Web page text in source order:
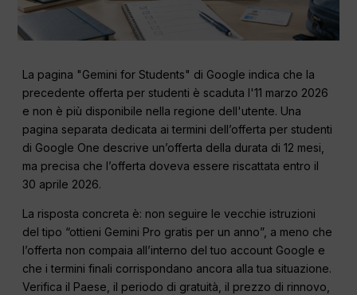
La pagina "Gemini for Students" di Google indica che la
precedente offerta per studenti è scaduta l'11 marzo 2026
e non è più disponibile nella regione dell'utente. Una
pagina separata dedicata ai termini dell’offerta per studenti
di Google One descrive un’offerta della durata di 12 mesi,
ma precisa che l’offerta doveva essere riscattata entro il
30 aprile 2026.
La risposta concreta è: non seguire le vecchie istruzioni
del tipo “ottieni Gemini Pro gratis per un anno”, a meno che
l’offerta non compaia all’interno del tuo account Google e
che i termini finali corrispondano ancora alla tua situazione.
Verifica il Paese, il periodo di gratuità, il prezzo di rinnovo,